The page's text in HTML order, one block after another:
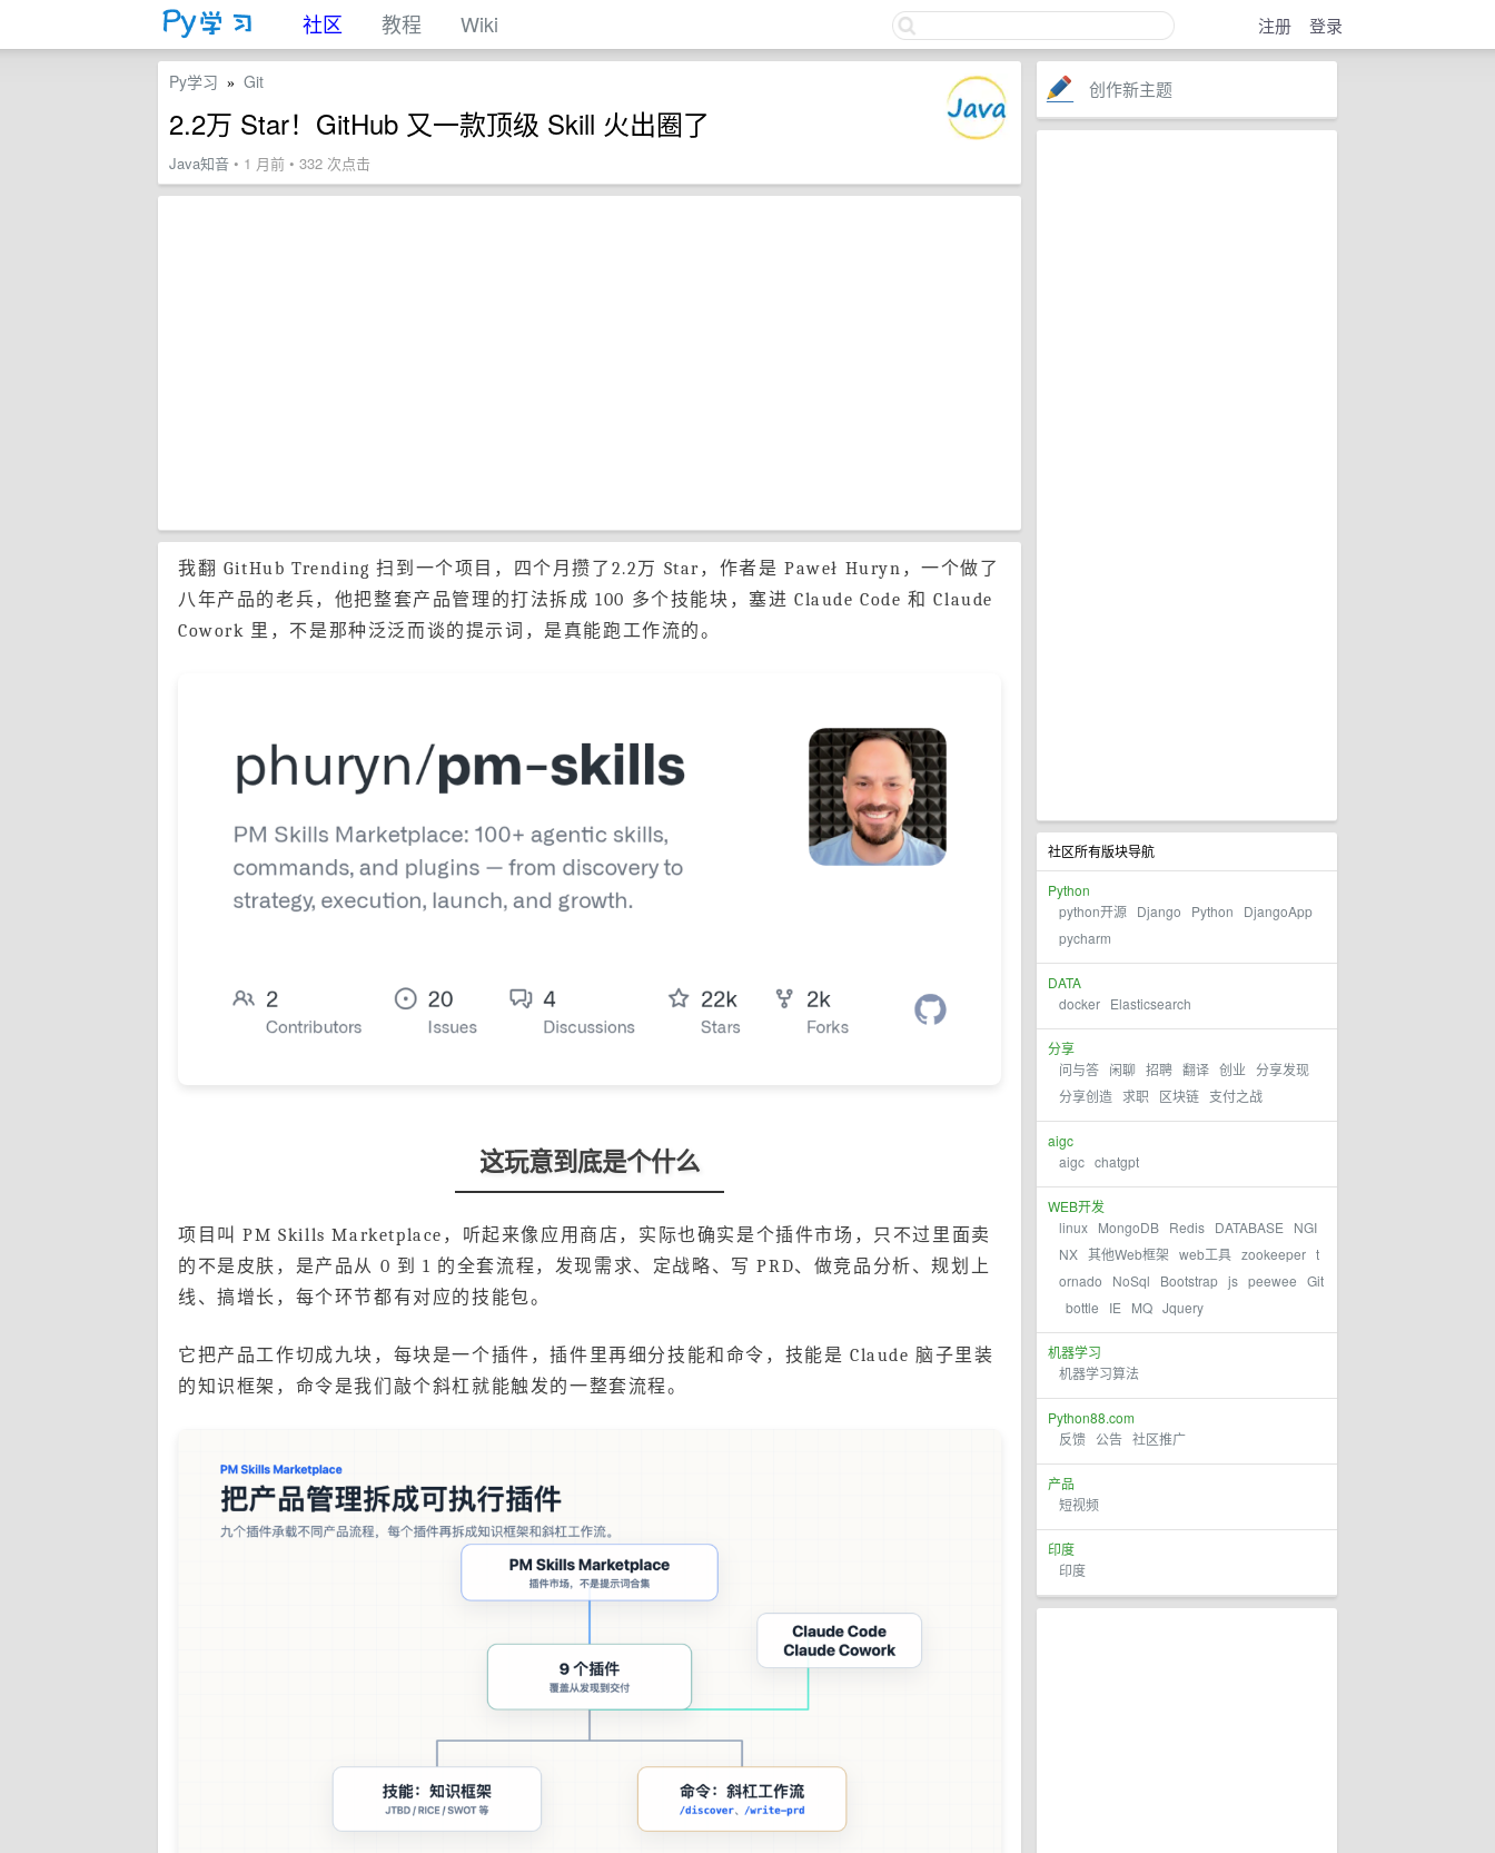
社区 教程 Wiki 注册 登录
创作新主题
社区所有版块导航
Python
python开源 Django Python
DjangoApp
pycharm
DATA
docker Elasticsearch
分享
问与答 闲聊 招聘 翻译 创业 分享发现
分享创造 求职 区块链 支付之战
aigc
aigc chatgpt
WEB开发
linux MongoDB Redis DATABASE
NGI
NX 其他Web框架 web工具 zookeeper t
ornado
NoSql Bootstrap js peewee Git
bottle
IE MQ Jquery
机器学习
机器学习算法
Python88.com
反馈 公告 社区推广
产品
短视频
印度
印度
Py学习 » Git
2.2万 Star！GitHub 又一款顶级 Skill 火出圈了
Java知音 • 1 月前 • 332 次点击
我翻 GitHub Trending 扫到一个项目，四个月攒了2.2万 Star，作者是 Paweł Huryn，一个做了
八年产品的老兵，他把整套产品管理的打法拆成 100 多个技能块，塞进 Claude Code 和 Claude
Cowork 里，不是那种泛泛而谈的提示词，是真能跑工作流的。
这玩意到底是个什么
项目叫 PM Skills Marketplace，听起来像应用商店，实际也确实是个插件市场，只不过里面卖
的不是皮肤，是产品从 0 到 1 的全套流程，发现需求、定战略、写 PRD、做竞品分析、规划上
线、搞增长，每个环节都有对应的技能包。
它把产品工作切成九块，每块是一个插件，插件里再细分技能和命令，技能是 Claude 脑子里装
的知识框架，命令是我们敲个斜杠就能触发的一整套流程。